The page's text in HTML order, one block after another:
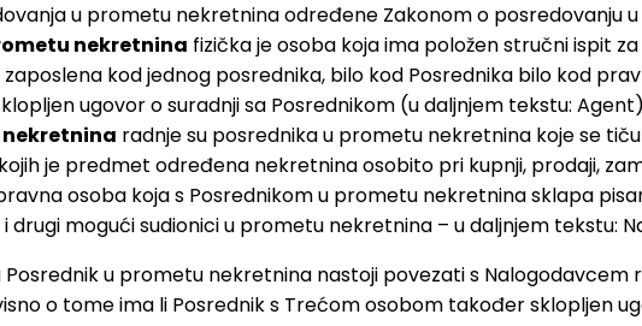
u prometu nekretnina određene Zakonom o posredovanju
nekretnina fizička je osoba koja ima položen stručni ispit
kod jednog posrednika, bilo kod Posrednika bilo kod
ugovor o suradnji sa Posrednikom (u daljnjem tekstu:
radnje su posrednika u prometu nekretnina koje se
je predmet određena nekretnina osobito pri kupnji, prodaji,
osoba koja s Posrednikom u prometu nekretnina sklapa
drugi mogući sudionici u prometu nekretnina – u daljnjem tekstu:
Posrednik u prometu nekretnina nastoji povezati s
o tome ima li Posrednik s Trećom osobom također sklopljen